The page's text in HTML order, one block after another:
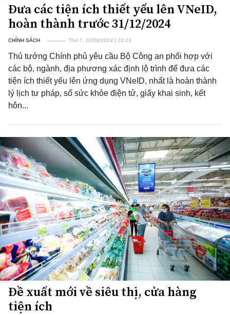
Đưa các tiện ích thiết yếu lên VNeID,
hoàn thành trước 31/12/2024
CHÍNH SÁCH Thứ 7, 10/08/2024 | 12:13
Thủ tướng Chính phủ yêu cầu Bộ Công an phối hợp với
các bộ, ngành, địa phương xác định lộ trình để đưa các
tiện ích thiết yếu lên ứng dụng VNeID, nhất là hoàn thành
lý lịch tư pháp, sổ sức khỏe điện tử, giấy khai sinh, kết
hôn...
Đề xuất mới về siêu thị, cửa hàng
tiện ích